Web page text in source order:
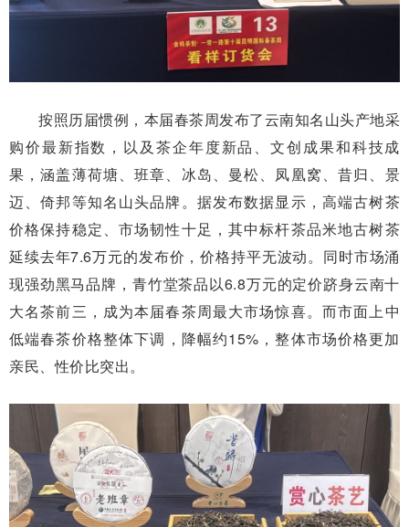
按照历届惯例，本届春茶周发布了云南知名山头产地采
购价最新指数，以及茶企年度新品、文创成果和科技成
果，涵盖薄荷塘、班章、冰岛、曼松、凤凰窝、昔归、景
迈、倚邦等知名山头品牌。据发布数据显示，高端古树茶
价格保持稳定、市场韧性十足，其中标杆茶品米地古树茶
延续去年7.6万元的发布价，价格持平无波动。同时市场涌
现强劲黑马品牌，青竹堂茶品以6.8万元的定价跻身云南十
大名茶前三，成为本届春茶周最大市场惊喜。而市面上中
低端春茶价格整体下调，降幅约15%，整体市场价格更加
亲民、性价比突出。